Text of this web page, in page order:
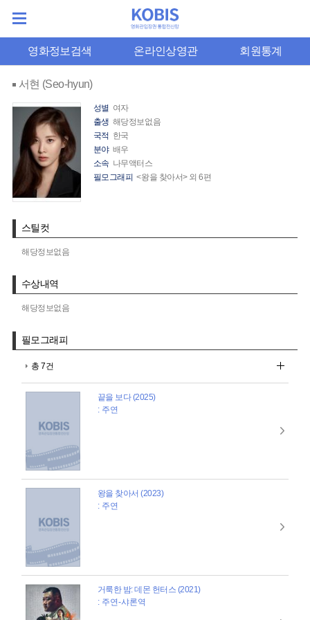
영화정보검색 온라인상영관 회원통계
서현 (Seo-hyun)
성별 여자
출생 해당정보없음
국적 한국
분야 배우
소속 나무액터스
필모그래피 <왕을 찾아서> 외 6편
스틸컷
해당정보없음
수상내역
해당정보없음
필모그래피
총 7건
끝을 보다 (2025)
: 주연
왕을 찾아서 (2023)
: 주연
거룩한 밤: 데몬 헌터스 (2021)
: 주연-샤론역